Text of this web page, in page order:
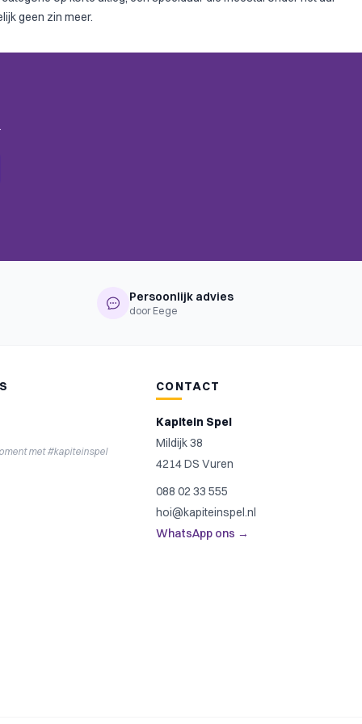
geen zin meer.
Persoonlijk advies
door Eege
met #kapiteinspel
CONTACT
Kapitein Spel
Mildijk 38
4214 DS Vuren
088 02 33 555
hoi@kapiteinspel.nl
WhatsApp ons →